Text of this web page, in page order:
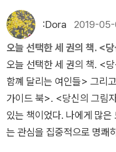
:Dora 2019-
오늘 선택한 세 권의 책. <
오늘 선택한 세 권의 책. <
함꼐 달리는 여인들> 그리
가이드 북>. <당신의 그림
있는 책이었다. 나에게 많
는 관심을 집중적으로 명쾌